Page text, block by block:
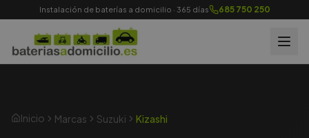
Instalación de baterías a domicilio · 365 días 685 750 250
Inicio Marcas Suzuki Kizashi